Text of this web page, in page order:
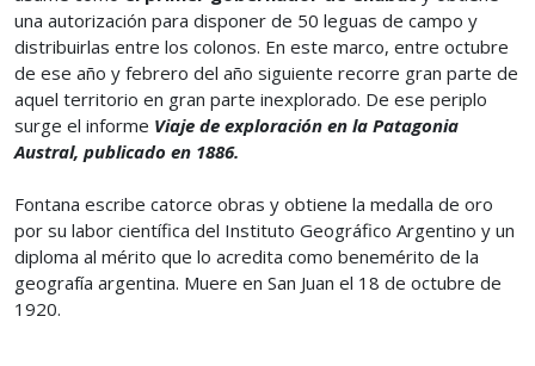
una autorización para disponer de 50 leguas de campo y
distribuirlas entre los colonos. En este marco, entre octubre
de ese año y febrero del año siguiente recorre gran parte de
aquel territorio en gran parte inexplorado. De ese periplo
surge el informe Viaje de exploración en la Patagonia
Austral, publicado en 1886.
Fontana escribe catorce obras y obtiene la medalla de oro
por su labor científica del Instituto Geográfico Argentino y un
diploma al mérito que lo acredita como benemérito de la
geografía argentina. Muere en San Juan el 18 de octubre de
1920.